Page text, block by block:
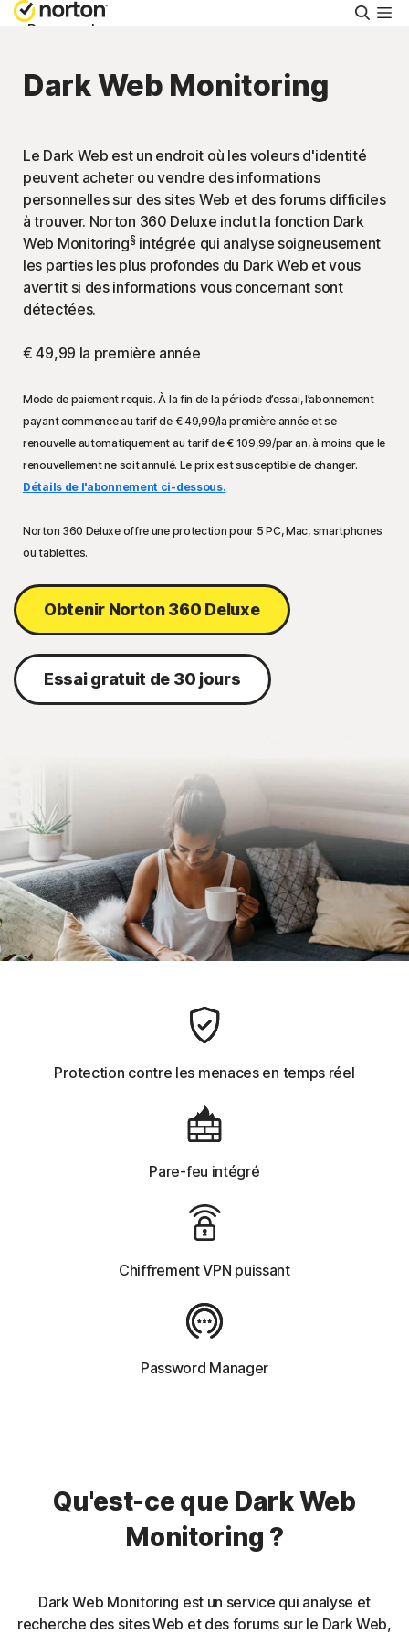
Personnel
Small Business
Support
Essayer gratuitement
Belgique
Dark Web Monitoring
Le Dark Web est un endroit où les voleurs d'identité
peuvent acheter ou vendre des informations
personnelles sur des sites Web et des forums difficiles
à trouver. Norton 360 Deluxe inclut la fonction Dark
Web Monitoring§intégrée qui analyse soigneusement
les parties les plus profondes du Dark Web et vous
avertit si des informations vous concernant sont
détectées.
€ 49,99 la première année
Mode de paiement requis. À la fin de la période d’essai, l’abonnement
payant commence au tarif de € 49,99/la première année et se
renouvelle automatiquement au tarif de€ 109,99/par an, à moins que le
renouvellement ne soit annulé. Le prix est susceptible de changer.
Détails de l'abonnement ci-dessous.
Norton 360 Deluxe offre une protection pour 5 PC, Mac, smartphones
ou tablettes.
Obtenir Norton 360 Deluxe
Essai gratuit de 30 jours
Protection contre les menaces en temps réel
Pare-feu intégré
Chiffrement VPN puissant
Password Manager
Qu'est-ce que Dark Web
Monitoring ?
Dark Web Monitoring est un service qui analyse et
recherche des sites Web et des forums sur le Dark Web,